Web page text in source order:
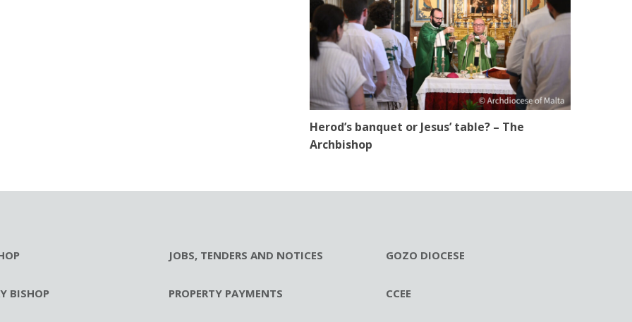
Herod’s banquet or Jesus’ table? – The
Archbishop
BISHOP
JOBS, TENDERS AND NOTICES
PROPERTY PAYMENTS
GOZO DIOCESE
CCEE